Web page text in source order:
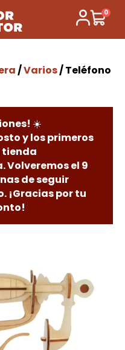
0
/Varios/ Teléfono
☀️
y los primeros
tienda
Volveremos el 9
de seguir
¡Gracias por tu